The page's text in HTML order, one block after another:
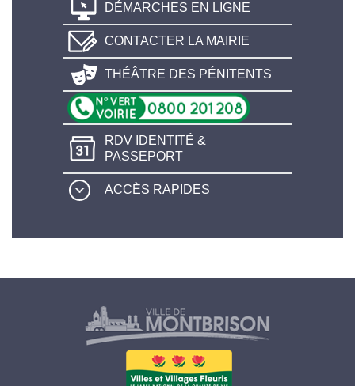
DÉMARCHES EN LIGNE
CONTACTER LA MAIRIE
THÉÂTRE DES PÉNITENTS
RDV IDENTITÉ &
PASSEPORT
ACCÈS RAPIDES